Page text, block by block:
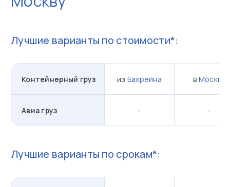
Лучшие варианты по стоимости*:
Контейнерный груз из Бахрейна в Москву
Авиа груз - -
Лучшие варианты по срокам*: